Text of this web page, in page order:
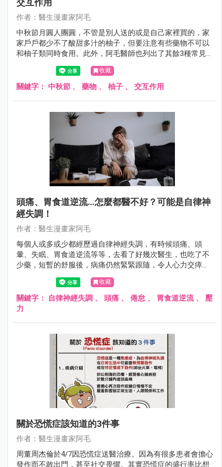
交互作用
作者：醫生漫畫家阿毛
中秋節月圓人團圓，不管是別人送的或是自己家裡買的，家
家戶戶都少不了酸甜多汁的柚子，但要注意有些藥物不可以
和柚子類同時食用。此外，阿毛醫師也列出了其餘3種常見
的藥物食物交互作用，幫助大家規避。
收藏
關鍵字： 中秋節 、 藥物 、 柚子 、 交互作用
頭痛、胃食道逆流…怎麼都醫不好？可能是自律神
經失調！
作者：醫生漫畫家阿毛
每個人或多或少都經歷過自律神經失調，有時候頭痛、頭
暈、失眠、胃食道逆流等等，去看了好幾次醫生，也吃了不
少藥，短暫的舒服後，病痛仍然緊緊跟隨，令人心力交瘁。
尤其是疫情肆虐期間，處在壓力環境的大家可能都受到了影
響，阿毛醫師告訴你關於自律神經失調你該知道的三件事！
收藏
關鍵字： 自律神經失調 、 頭痛 、 倦怠 、 胃食道逆流、 壓
力
關於恐慌症該知道的3件事
作者：醫生漫畫家阿毛
周董周杰倫於4/7因恐慌症送醫治療。因為有很多患者會擔心
發作而不敢出門，甚至社交畏懼。其實恐慌症的盛行率比想